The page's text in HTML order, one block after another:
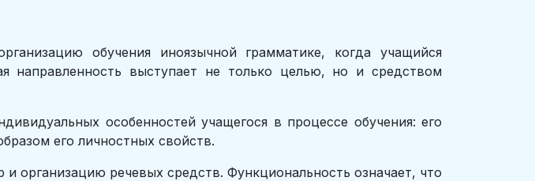
обучения иноязычной грамматике, когда учащийся
направленность выступает не только целью, но и средством
особенностей учащегося в процессе обучения: его
его личностных свойств.
организацию речевых средств. Функциональность означает, что